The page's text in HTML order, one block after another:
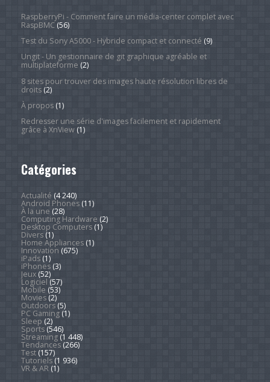
RaspberryPi - Comment faire un média-center complet avec
RaspBMC(56)
Test du Sony A5000 - Hybride compact et connecté (9)
Ungit - Un gestionnaire de git graphique agréable et
multiplateforme (2)
8 sites pour trouver des images haute résolution libres de
droits(2)
À propos(1)
Redresser une série d'images facilement et rapidement
grâce à XnView(1)
Catégories
Actualité (4 240)
Android Phones(11)
À la une (28)
Computing Hardware (2)
Desktop Computers(1)
Divers(1)
Home Appliances(1)
Innovation (675)
iPads(1)
iPhones(3)
Jeux(52)
Logiciel (57)
Mobile (53)
Movies(2)
Outdoors(5)
PC Gaming(1)
Sleep (2)
Sports(546)
Streaming(1 448)
Tendances(266)
Test(157)
Tutoriels(1 936)
VR & AR(1)